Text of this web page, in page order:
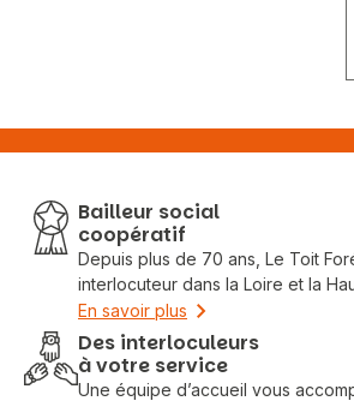
Bailleur social
coopératif
Depuis plus de 70 ans, Le Toit
interlocuteur dans la Loire et la
En savoir plus
Des interloculeurs
à votre service
Une équipe d’accueil vous